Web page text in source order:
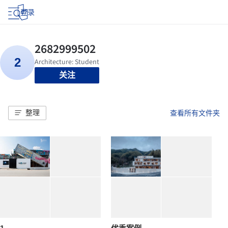
登录
关注
整理 查看所有文件夹